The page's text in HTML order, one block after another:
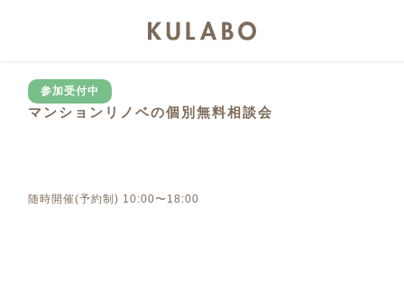
参加受付中
マンションリノベの個別無料相談会
随時開催(予約制) 10:00〜18:00